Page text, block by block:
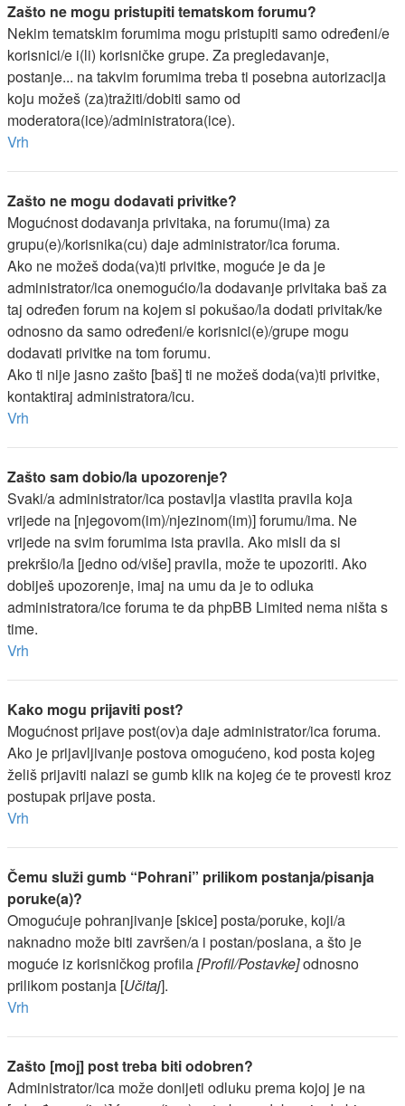
Zašto ne mogu pristupiti tematskom forumu?
Nekim tematskim forumima mogu pristupiti samo određeni/e
korisnici/e i(li) korisničke grupe. Za pregledavanje,
postanje... na takvim forumima treba ti posebna autorizacija
koju možeš (za)tražiti/dobiti samo od
moderatora(ice)/administratora(ice).
Vrh
Zašto ne mogu dodavati privitke?
Mogućnost dodavanja privitaka, na forumu(ima) za
grupu(e)/korisnika(cu) daje administrator/ica foruma.
Ako ne možeš doda(va)ti privitke, moguće je da je
administrator/ica onemogućio/la dodavanje privitaka baš za
taj određen forum na kojem si pokušao/la dodati privitak/ke
odnosno da samo određeni/e korisnici(e)/grupe mogu
dodavati privitke na tom forumu.
Ako ti nije jasno zašto [baš] ti ne možeš doda(va)ti privitke,
kontaktiraj administratora/icu.
Vrh
Zašto sam dobio/la upozorenje?
Svaki/a administrator/ica postavlja vlastita pravila koja
vrijede na [njegovom(im)/njezinom(im)] forumu/ima. Ne
vrijede na svim forumima ista pravila. Ako misli da si
prekršio/la [jedno od/više] pravila, može te upozoriti. Ako
dobiješ upozorenje, imaj na umu da je to odluka
administratora/ice foruma te da phpBB Limited nema ništa s
time.
Vrh
Kako mogu prijaviti post?
Mogućnost prijave post(ov)a daje administrator/ica foruma.
Ako je prijavljivanje postova omogućeno, kod posta kojeg
želiš prijaviti nalazi se gumb klik na kojeg će te provesti kroz
postupak prijave posta.
Vrh
Čemu služi gumb “Pohrani” prilikom postanja/pisanja
poruke(a)?
Omogućuje pohranjivanje [skice] posta/poruke, koji/a
naknadno može biti završen/a i postan/poslana, a što je
moguće iz korisničkog profila[Profil/Postavke]odnosno
prilikom postanja [Učitaj].
Vrh
Zašto [moj] post treba biti odobren?
Administrator/ica može donijeti odluku prema kojoj je na